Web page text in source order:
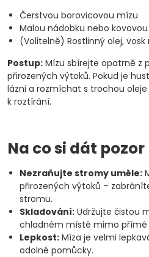
Čerstvou borovicovou mízu
Malou nádobku nebo
(Volitelně) Rostlinný olej,
Postup: Mízu sbírejte opatrně z
přirozených výtoků. Pokud je
lázni a rozmíchat s trochou
k roztírání.
Na co si dát pozor
Nezraňujte stromy uměle:
přirozených výtoků –
stromu.
Skladování: Udržujte čistou
chladném místě mimo přímé
Lepkost: Míza je velmi
odolné pomůcky.